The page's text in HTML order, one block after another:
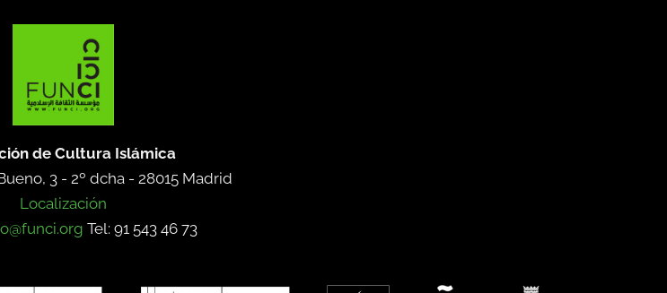
de Cultura Islámica
3 - 2º dcha - 28015 Madrid
Localización
Tel: 91 543 46 73